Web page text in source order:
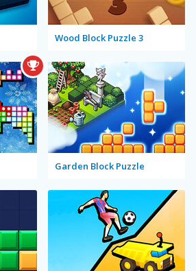
Wood Block Puzzle 3
Garden Block Puzzle